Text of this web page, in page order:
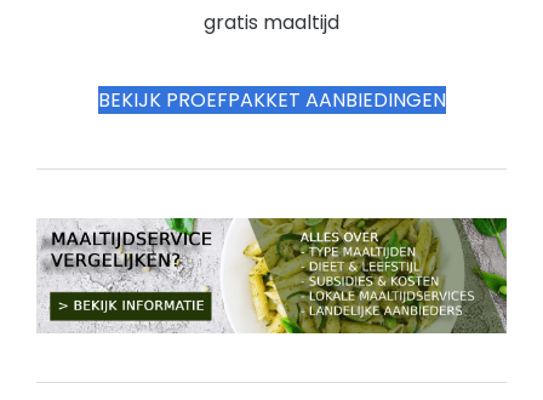
gratis maaltijd
BEKIJK PROEFPAKKET AANBIEDINGEN